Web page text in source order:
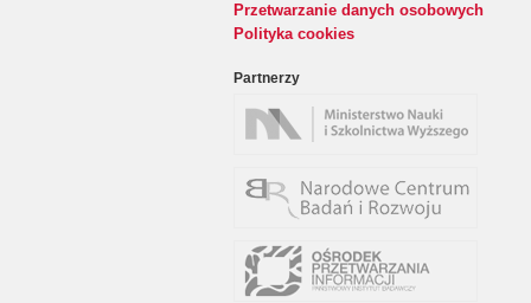
Przetwarzanie danych osobowych
Polityka cookies
Partnerzy